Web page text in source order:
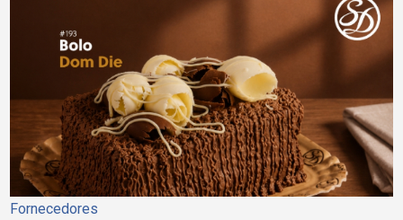
Fornecedores